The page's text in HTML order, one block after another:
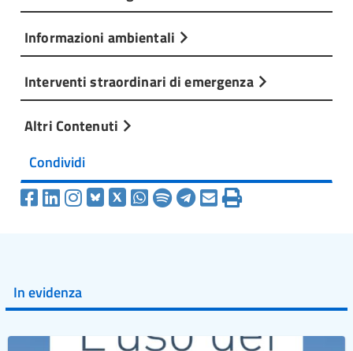
Informazioni ambientali
Interventi straordinari di emergenza
Altri Contenuti
Condividi
In evidenza